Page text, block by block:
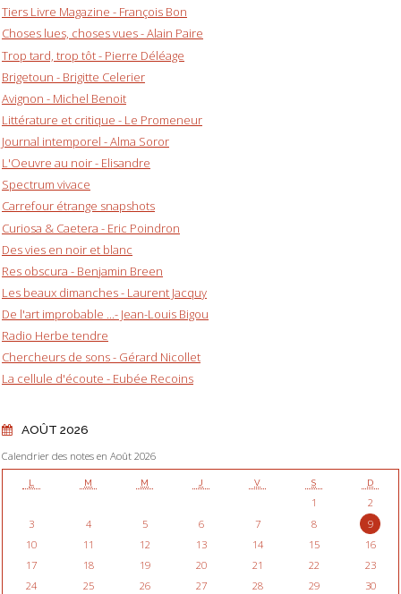
Tiers Livre Magazine - François Bon
Choses lues, choses vues - Alain Paire
Trop tard, trop tôt - Pierre Déléage
Brigetoun - Brigitte Celerier
Avignon - Michel Benoit
Littérature et critique - Le Promeneur
Journal intemporel - Alma Soror
L'Oeuvre au noir - Elisandre
Spectrum vivace
Carrefour étrange snapshots
Curiosa & Caetera - Eric Poindron
Des vies en noir et blanc
Res obscura - Benjamin Breen
Les beaux dimanches - Laurent Jacquy
De l'art improbable ...- Jean-Louis Bigou
Radio Herbe tendre
Chercheurs de sons - Gérard Nicollet
La cellule d'écoute - Eubée Recoins
AOÛT 2026
Calendrier des notes en Août 2026
L M M J V S D
1
2
3
4 5 6 7 8
9
10
11 12 13 14 15
16
17
18 19 20 21 22
23
24
25 26 27 28 29
30